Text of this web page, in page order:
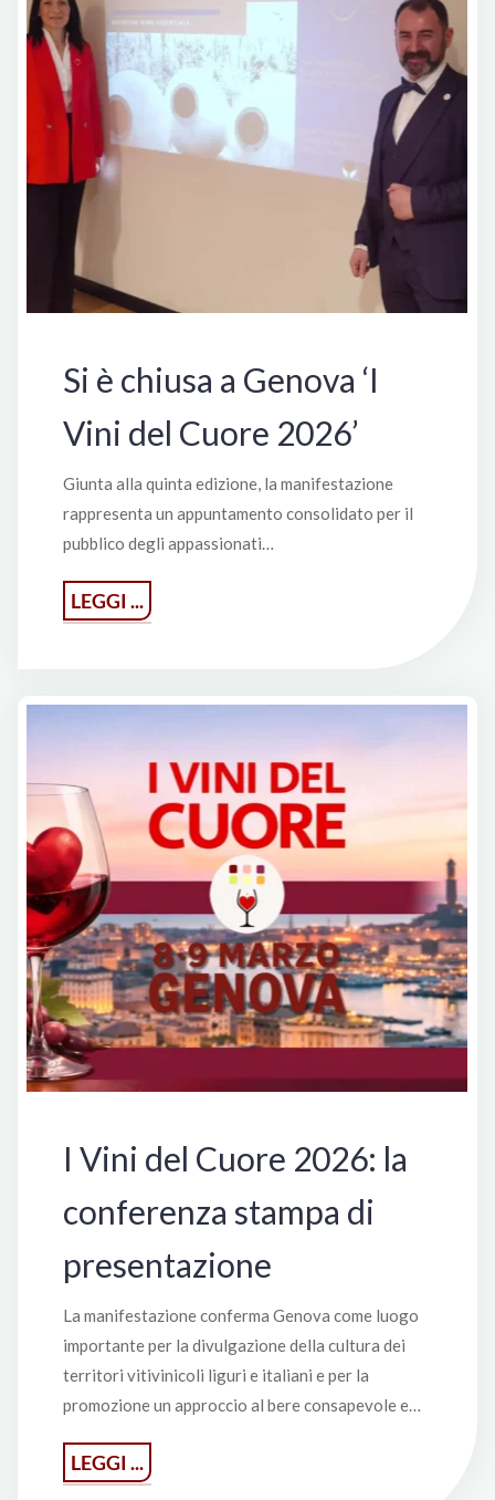
Si è chiusa a Genova ‘I
Vini del Cuore 2026’
Giunta alla quinta edizione, la manifestazione
rappresenta un appuntamento consolidato per il
pubblico degli appassionati…
LEGGI ...
è
Vini
del
Cuore
2026’"
I Vini del Cuore 2026: la
conferenza stampa di
presentazione
La manifestazione conferma Genova come luogo
importante per la divulgazione della cultura dei
territori vitivinicoli liguri e italiani e per la
promozione un approccio al bere consapevole e…
LEGGI ...
Vini